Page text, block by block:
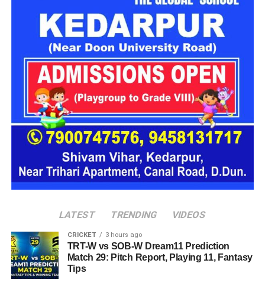
करने की दिशा में काम कर रहा है, जहां रहने वाले लोगों को संस्थागत माहौल
के बजाय परिवार जैसा वातावरण मिल सके।
16 घरों में मिलेगा परिवार जैसा माहौल
प्रस्तावित आलंबन गांव में कॉटेज और छोटे घर विकसित किए जाएंगे। यहां
एक परिवार की तर्ज पर लोगों को रखा जाएगा। योजना के मुताबिक, एक
यूनिट में करीब दो महिलाएं, चार बच्चे और एक किशोरी को शामिल किया
जाएगा। इस तरह उन्हें एक परिवार की तरह साथ रहने का अवसर मिलेगा।
हर यूनिट में अलग किचन जैसी सुविधाएं भी होंगी, ताकि वहां रहने वाली
महिलाओं और बच्चों को रोजमर्रा के जीवन में ज्यादा स्वतंत्रता और जिम्मेदारी
का अनुभव हो सके। प्रस्तावित परिसर में कुल 16 घर विकसित किए
जाएंगे, जिनमें करीब 88 लोगों के रहने की व्यवस्था होगी।
LATEST TRENDING VIDEOS
CRICKET 3 hours ago
TRT-W vs SOB-W Dream11 Prediction
Match 29: Pitch Report, Playing 11, Fantasy
Tips